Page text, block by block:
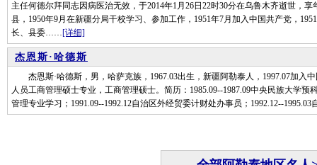
主任何德尔拜同志因病医治无效，于2014年1月26日22时30分在乌鲁木齐逝世，
县，1950年9月在新疆分局干校学习、参加工作，1951年7月加入中国共产党，
长、县委……[详细]
杰恩斯·哈德斯
杰恩斯·哈德斯，男，哈萨克族，1967.03出生，新疆阿勒泰人，1997.07加入
人员工商管理硕士专业，工商管理硕士。简历：1985.09--1987.09中央民族大学预
管理专业学习；1991.09--1992.12自治区外经贸委计财处办事员；1992.12--